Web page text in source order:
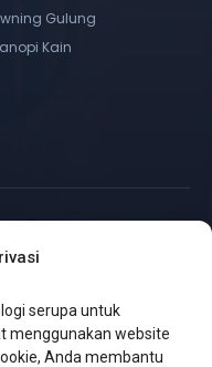
serupa untuk
menggunakan website
Anda membantu
Gulung
Kain